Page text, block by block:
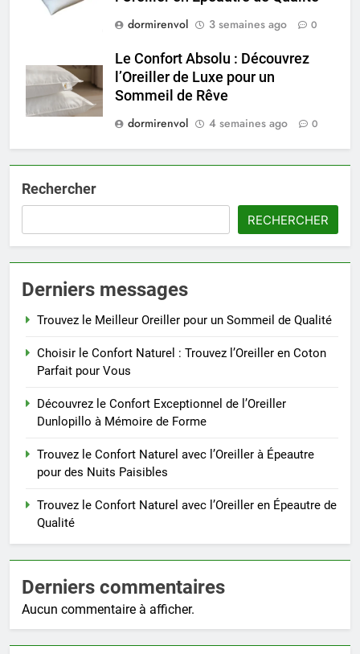
dormirenvol
3 semaines ago 0
Le Confort Absolu : Découvrez
l’Oreiller de Luxe pour un
Sommeil de Rêve
dormirenvol
4 semaines ago 0
Rechercher
RECHERCHER
Derniers messages
Trouvez le Meilleur Oreiller pour un Sommeil de Qualité
Choisir le Confort Naturel : Trouvez l’Oreiller en Coton
Parfait pour Vous
Découvrez le Confort Exceptionnel de l’Oreiller
Dunlopillo à Mémoire de Forme
Trouvez le Confort Naturel avec l’Oreiller à Épeautre
pour des Nuits Paisibles
Trouvez le Confort Naturel avec l’Oreiller en Épeautre de
Qualité
Derniers commentaires
Aucun commentaire à afficher.